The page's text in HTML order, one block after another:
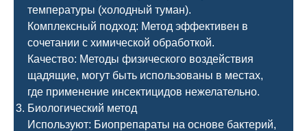
температуры (холодный туман).
Комплексный подход: Метод эффективен в
сочетании с химической обработкой.
Качество: Методы физического воздействия
щадящие, могут быть использованы в местах,
где применение инсектицидов нежелательно.
Биологический метод
Используют: Биопрепараты на основе бактерий,